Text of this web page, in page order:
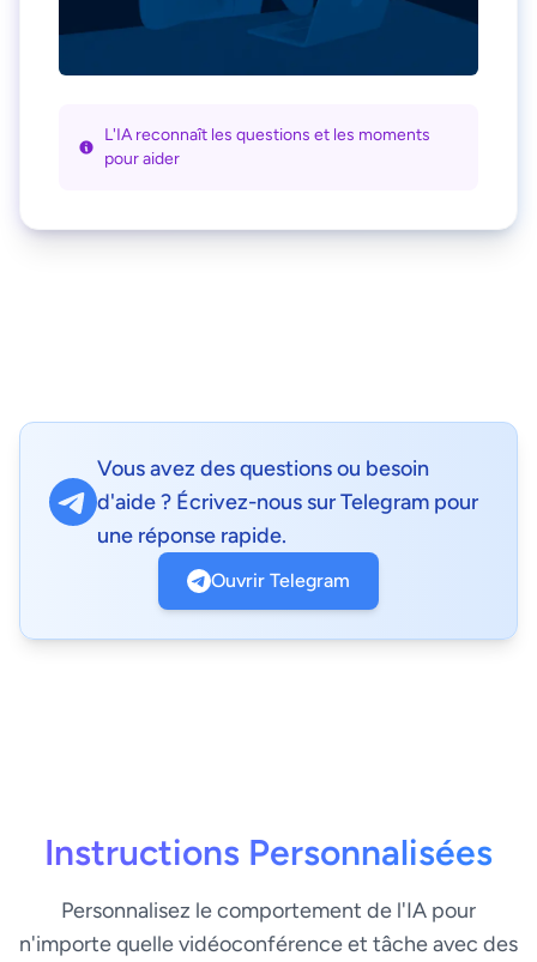
L'IA reconnaît les questions et les moments
pour aider
Vous avez des questions ou besoin
d'aide ? Écrivez-nous sur Telegram pour
une réponse rapide.
Ouvrir Telegram
Instructions Personnalisées
Personnalisez le comportement de l'IA pour
n'importe quelle vidéoconférence et tâche avec des